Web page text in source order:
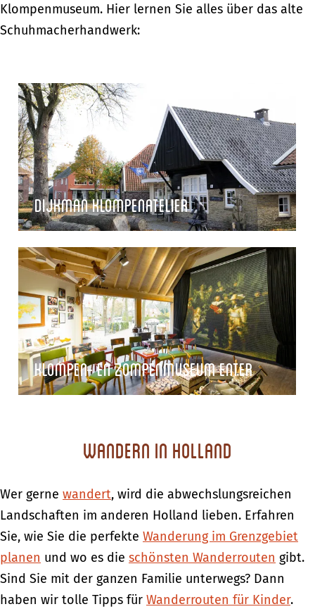
Klompenmuseum. Hier lernen Sie alles über das alte
Schuhmacherhandwerk:
Dijkman Klompenatelier
D
i
j
k
m
a
n
l
m
p
e
n
a
e
r
Klompen- en Zompenmuseum Enter
K
o
m
p
e
n
o
m
p
e
n
m
Wandern in Holland
Wer gerne wandert, wird die abwechslungsreichen
Landschaften im anderen Holland lieben. Erfahren
Sie, wie Sie die perfekte Wanderung im Grenzgebiet
planen und wo es die schönsten Wanderrouten gibt.
Sind Sie mit der ganzen Familie unterwegs? Dann
haben wir tolle Tipps für Wanderrouten für Kinder.